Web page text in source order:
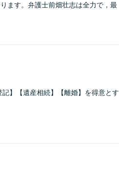
ます。弁護士前畑壮志は全力で，最
】【遺産相続】【離婚】を得意とす